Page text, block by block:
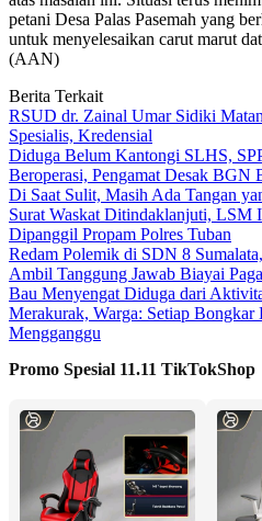
petani Desa Palas Pasemah yang
untuk menyelesaikan carut marut
(AAN)
Berita Terkait
RSUD dr. Zainal Umar Sidiki
Spesialis, Kredensial
Diduga Belum Kantongi SLHS,
Beroperasi, Pengamat Desak BGN
Di Saat Sulit, Masih Ada Tangan
Surat Waskat Ditindaklanjuti, LSM
Dipanggil Propam Polres Tuban
Redam Polemik di SDN 8
Ambil Tanggung Jawab Biayai
Bau Menyengat Diduga dari
Merakurak, Warga: Setiap Bongkar
Mengganggu
Promo Spesial 11.11 TikTokShop